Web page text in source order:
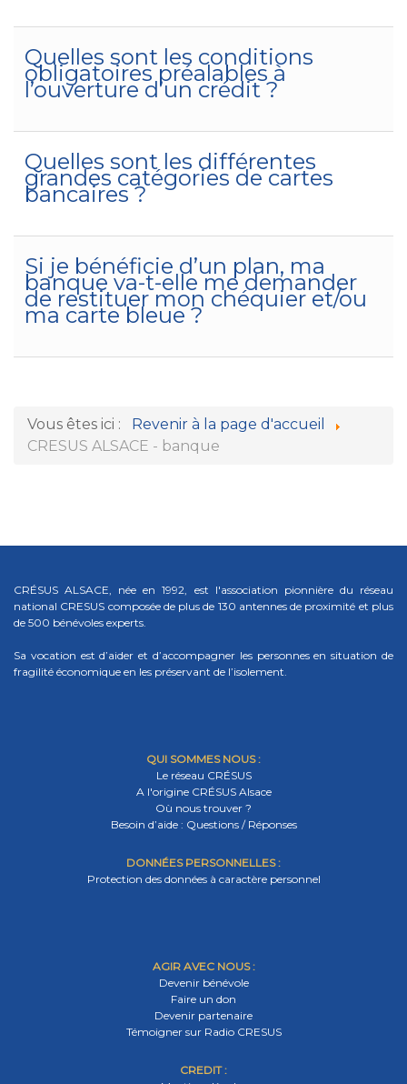
Quelles sont les conditions
obligatoires préalables à
l’ouverture d’un crédit ?
Quelles sont les différentes
grandes catégories de cartes
bancaires ?
Si je bénéficie d’un plan, ma
banque va-t-elle me demander
de restituer mon chéquier et/ou
ma carte bleue ?
Vous êtes ici :
Revenir à la page d'accueil
CRESUS ALSACE - banque
CRÉSUS ALSACE, née en 1992, est l'association pionnière du réseau
national CRESUS composée de plus de 130 antennes de proximité et plus
de 500 bénévoles experts.
Sa vocation est d’aider et d’accompagner les personnes en situation de
fragilité économique en les préservant de l’isolement.
QUI SOMMES NOUS :
Le réseau CRÉSUS
A l'origine CRÉSUS Alsace
Où nous trouver ?
Besoin d’aide : Questions / Réponses
DONNÉES PERSONNELLES :
Protection des données à caractère personnel
AGIR AVEC NOUS :
Devenir bénévole
Faire un don
Devenir partenaire
Témoigner sur Radio CRESUS
CREDIT :